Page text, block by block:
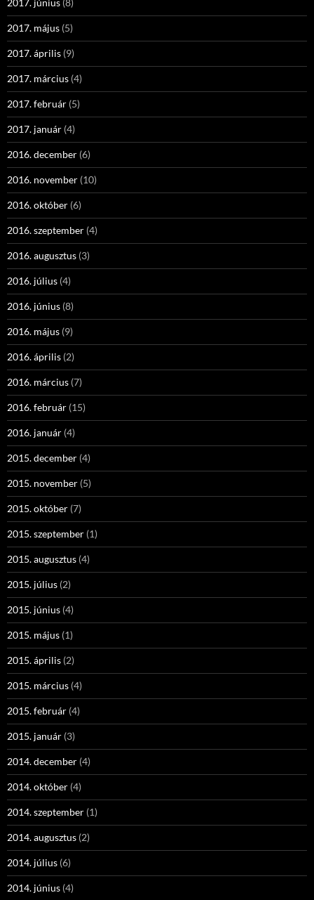
2017. június (8)
2017. május (5)
2017. április (9)
2017. március (4)
2017. február (5)
2017. január (4)
2016. december (6)
2016. november (10)
2016. október (6)
2016. szeptember (4)
2016. augusztus (3)
2016. július (4)
2016. június (8)
2016. május (9)
2016. április (2)
2016. március (7)
2016. február (15)
2016. január (4)
2015. december (4)
2015. november (5)
2015. október (7)
2015. szeptember (1)
2015. augusztus (4)
2015. július (2)
2015. június (4)
2015. május (1)
2015. április (2)
2015. március (4)
2015. február (4)
2015. január (3)
2014. december (4)
2014. október (4)
2014. szeptember (1)
2014. augusztus (2)
2014. július (6)
2014. június (4)